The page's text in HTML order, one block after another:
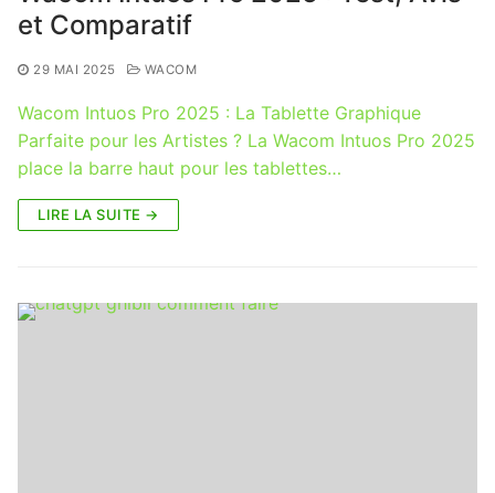
et Comparatif
29 MAI 2025 WACOM
Wacom Intuos Pro 2025 : La Tablette Graphique
Parfaite pour les Artistes ? La Wacom Intuos Pro 2025
place la barre haut pour les tablettes…
LIRE LA SUITE →